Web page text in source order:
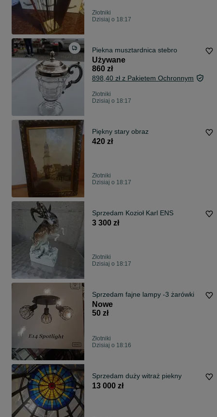
Złotniki
Dzisiaj o 18:17
Piekna musztardnica stebro
Używane
860 zł
898,40 zł z Pakietem Ochronnym
Złotniki
Dzisiaj o 18:17
Piękny stary obraz
420 zł
Złotniki
Dzisiaj o 18:17
Sprzedam Kozioł Karl ENS
3 300 zł
Złotniki
Dzisiaj o 18:17
Sprzedam fajne lampy -3 żarówki
Nowe
50 zł
Złotniki
Dzisiaj o 18:16
Sprzedam duży witraż piekny
13 000 zł